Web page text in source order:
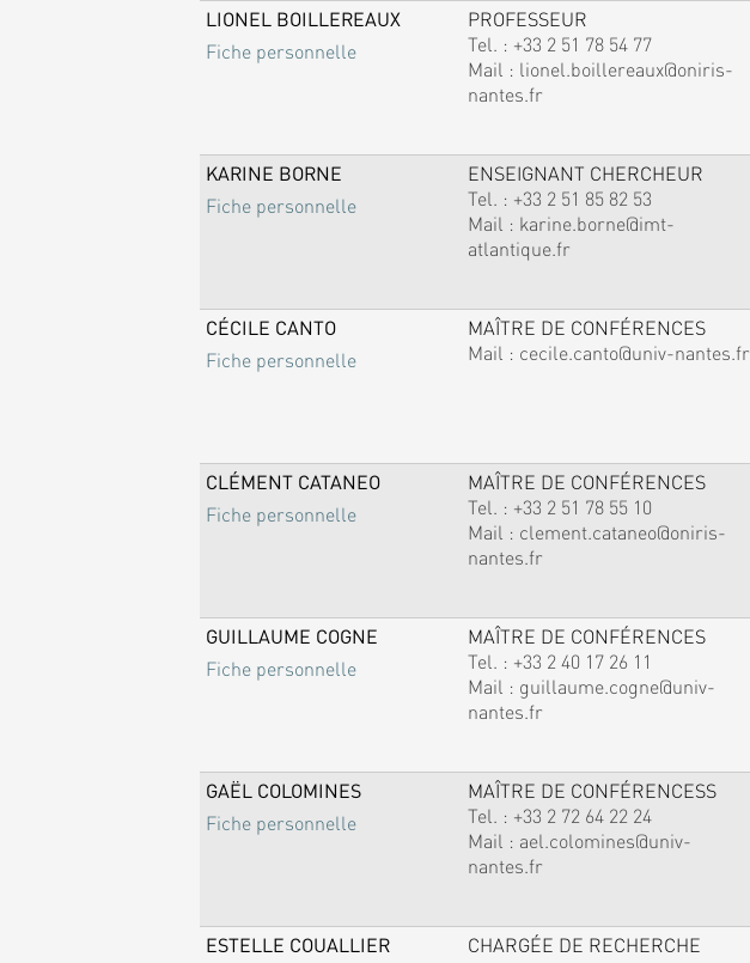
LIONEL BOILLEREAUX
Fiche personnelle
PROFESSEUR
Tel. : +33 2 51 78 54 77
Mail : lionel.boillereaux@oniris-
nantes.fr
KARINE BORNE
Fiche personnelle
ENSEIGNANT CHERCHEUR
Tel. : +33 2 51 85 82 53
Mail : karine.borne@imt-
atlantique.fr
CÉCILE CANTO
Fiche personnelle
MAÎTRE DE CONFÉRENCES
Mail : cecile.canto@univ-nantes.fr
CLÉMENT CATANEO
Fiche personnelle
MAÎTRE DE CONFÉRENCES
Tel. : +33 2 51 78 55 10
Mail : clement.cataneo@oniris-
nantes.fr
GUILLAUME COGNE
Fiche personnelle
MAÎTRE DE CONFÉRENCES
Tel. : +33 2 40 17 26 11
Mail : guillaume.cogne@univ-
nantes.fr
GAËL COLOMINES
Fiche personnelle
MAÎTRE DE CONFÉRENCESS
Tel. : +33 2 72 64 22 24
Mail : ael.colomines@univ-
nantes.fr
ESTELLE COUALLIER
CHARGÉE DE RECHERCHE